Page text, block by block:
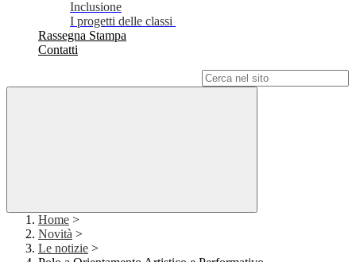
Inclusione
I progetti delle classi
Rassegna Stampa
Contatti
Home >
Novità >
Le notizie >